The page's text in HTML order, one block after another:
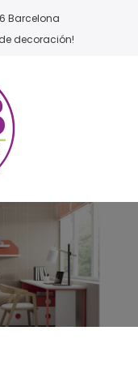
Barcelona
decoración!